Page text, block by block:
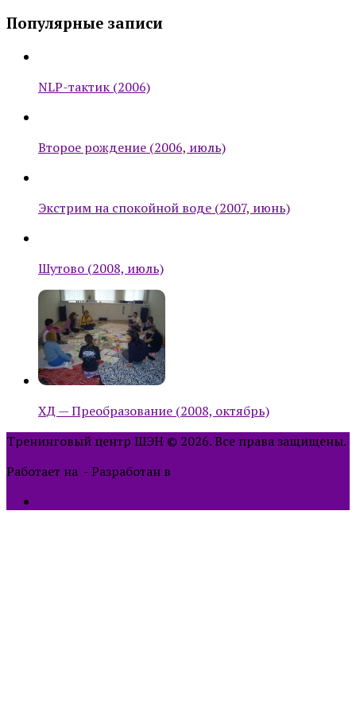
Популярные записи
NLP-тактик (2006)
Второе рождение (2006, июль)
Экстрим на спокойной воде (2007, июнь)
Шутово (2008, июль)
ХД — Преобразование (2008, октябрь)
Тренинговый центр ШЭН © 2026. Все права защищены.
Работает на - Разработан в